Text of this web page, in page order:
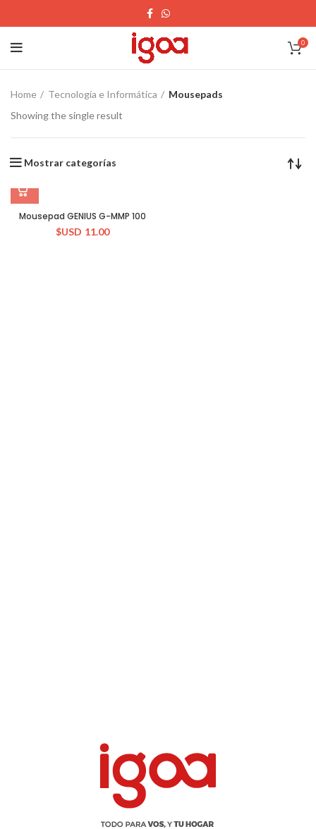
0
Home Tecnología e Informática
Mousepads
Showing the single result
Mostrar categorías
Mousepad GENIUS G-MMP 100
$USD 11.00